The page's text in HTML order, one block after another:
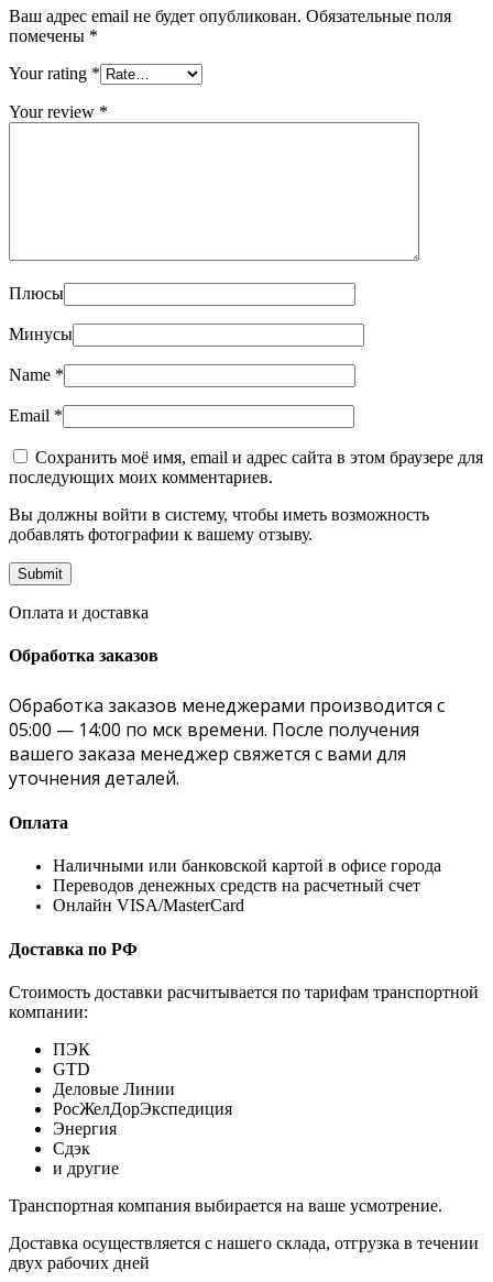
Ваш адрес email не будет опубликован. Обязательные поля
помечены *
Your rating *
Your review *
Плюсы
Минусы
Name *
Email *
Сохранить моё имя, email и адрес сайта в этом браузере для
последующих моих комментариев.
Вы должны войти в систему, чтобы иметь возможность
добавлять фотографии к вашему отзыву.
Оплата и доставка
Обработка заказов
Обработка заказов менеджерами производится с
05:00 — 14:00 по мск времени. После получения
вашего заказа менеджер свяжется с вами для
уточнения деталей.
Оплата
Наличными или банковской картой в офисе города
Переводов денежных средств на расчетный счет
Онлайн VISA/MasterCard
Доставка по РФ
Стоимость доставки расчитывается по тарифам транспортной
компании:
ПЭК
GTD
Деловые Линии
РосЖелДорЭкспедиция
Энергия
Сдэк
и другие
Транспортная компания выбирается на ваше усмотрение.
Доставка осуществляется с нашего склада, отгрузка в течении
двух рабочих дней